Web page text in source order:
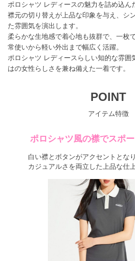
ポロシャツ レディースの魅力を詰め込ん
襟元の切り替えが上品な印象を与え、シ
た雰囲気を演出します。
柔らかな生地感で着心地も抜群で、一枚
常使いから軽い外出まで幅広く活躍。
ポロシャツ レディースらしい知的な雰囲
はの女性らしさを兼ね備えた一着です。
POINT
アイテム特徴
ポロシャツ風の襟でスポ
白い襟とボタンがアクセントとな
カジュアルさを両立した上品な仕